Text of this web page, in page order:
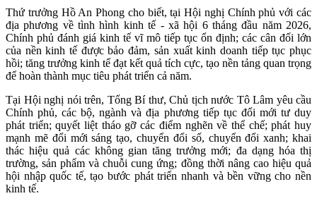
Thứ trưởng Hồ An Phong cho biết, tại Hội nghị Chính phủ với các
địa phương về tình hình kinh tế - xã hội 6 tháng đầu năm 2026,
Chính phủ đánh giá kinh tế vĩ mô tiếp tục ổn định; các cân đối lớn
của nền kinh tế được bảo đảm, sản xuất kinh doanh tiếp tục phục
hồi; tăng trưởng kinh tế đạt kết quả tích cực, tạo nền tảng quan trọng
để hoàn thành mục tiêu phát triển cả năm.
Tại Hội nghị nói trên, Tổng Bí thư, Chủ tịch nước Tô Lâm yêu cầu
Chính phủ, các bộ, ngành và địa phương tiếp tục đổi mới tư duy
phát triển; quyết liệt tháo gỡ các điểm nghẽn về thể chế; phát huy
mạnh mẽ đổi mới sáng tạo, chuyển đổi số, chuyển đổi xanh; khai
thác hiệu quả các không gian tăng trưởng mới; đa dạng hóa thị
trường, sản phẩm và chuỗi cung ứng; đồng thời nâng cao hiệu quả
hội nhập quốc tế, tạo bước phát triển nhanh và bền vững cho nền
kinh tế.